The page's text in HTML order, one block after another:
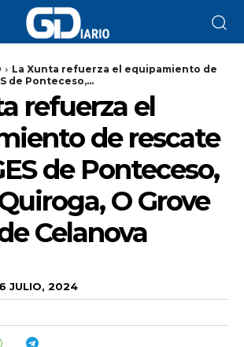
La Xunta refuerza el equipamiento de
de Ponteceso,...
refuerza el
de rescate
de Ponteceso,
O Grove
Celanova
JULIO, 2024